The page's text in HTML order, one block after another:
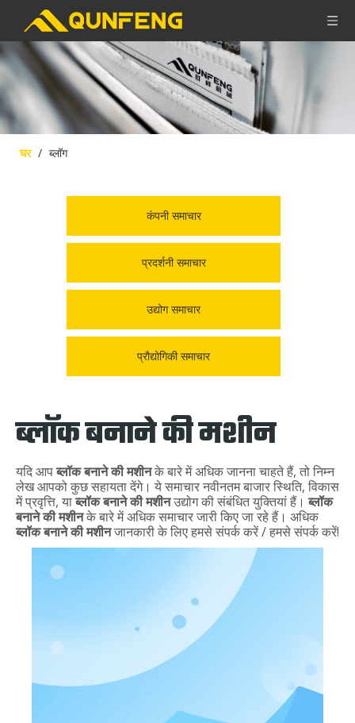
घर / ब्लॉग
कंपनी समाचार
प्रदर्शनी समाचार
उद्योग समाचार
प्रौद्योगिकी समाचार
ब्लॉक बनाने की मशीन
यदि आपब्लॉक बनाने की मशीनके बारे में अधिक जानना चाहते हैं, तो निम्न
लेख आपको कुछ सहायता देंगे। ये समाचार नवीनतम बाजार स्थिति, विकास
में प्रवृत्ति, याब्लॉक बनाने की मशीनउद्योग की संबंधित युक्तियां हैं।ब्लॉक
बनाने की मशीनके बारे में अधिक समाचार जारी किए जा रहे हैं। अधिक
ब्लॉक बनाने की मशीनजानकारी के लिए हमसे संपर्क करें / हमसे संपर्क करें!